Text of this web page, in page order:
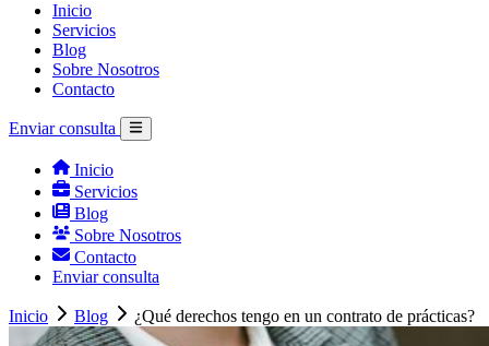
Inicio
Servicios
Blog
Sobre Nosotros
Contacto
Enviar consulta
Inicio
Servicios
Blog
Sobre Nosotros
Contacto
Enviar consulta
Inicio Blog ¿Qué derechos tengo en un contrato de prácticas?